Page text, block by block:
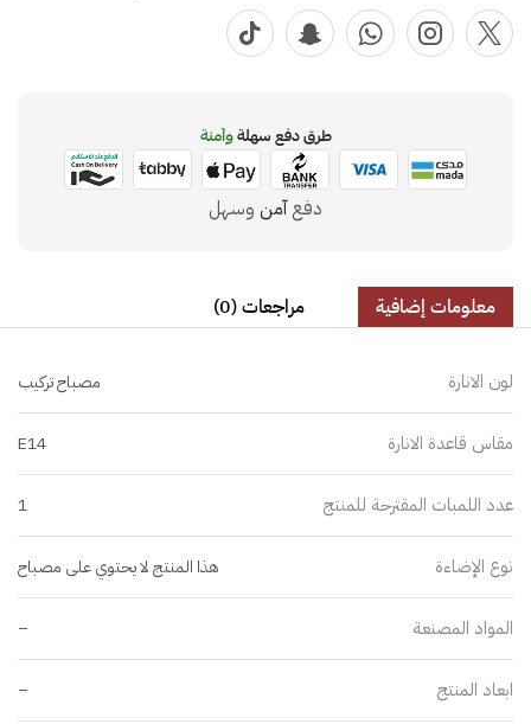
طرق دفع سهلةوآمنة
دفعآمن وسهل
معلومات إضافية مراجعات (0)
لون الانارة مصباح تركيب
مقاس قاعدة الانارة E14
عدد اللمبات المقترحة للمنتج 1
نوع الإضاءة هذا المنتج لا يحتوي على مصباح
المواد المصنعة –
ابعاد المنتج –